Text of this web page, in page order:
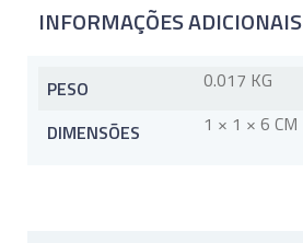
INFORMAÇÕES ADICIONAIS
PESO
0.017 KG
DIMENSÕES
1 × 1 × 6 CM